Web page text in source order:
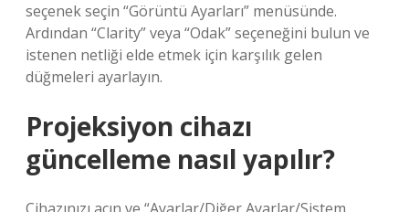
seçenek seçin “Görüntü Ayarları” menüsünde.
Ardından “Clarity” veya “Odak” seçeneğini bulun ve
istenen netliği elde etmek için karşılık gelen
düğmeleri ayarlayın.
Projeksiyon cihazı
güncelleme nasıl yapılır?